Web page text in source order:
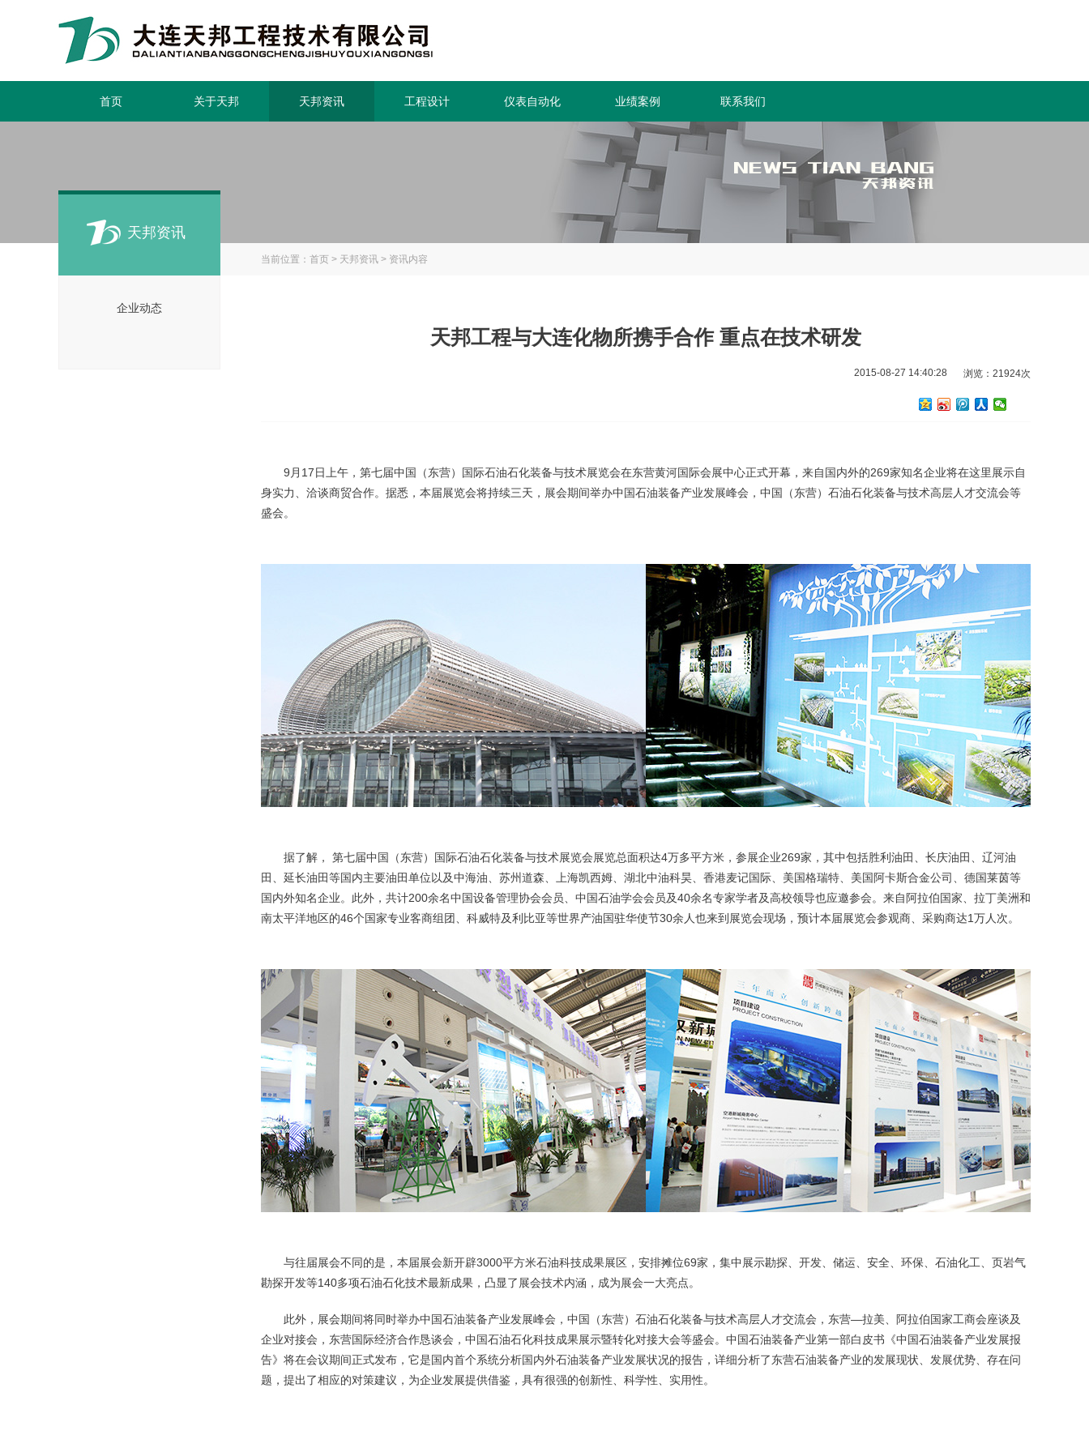
首页 关于天邦 天邦资讯 工程设计 仪表自动化 业绩案例 联系我们
天邦资讯
企业动态
当前位置： 首页 > 天邦资讯 > 资讯内容
天邦工程与大连化物所携手合作 重点在技术研发
浏览：21924次
2015-08-27 14:40:28
9月17日上午，第七届中国（东营）国际石油石化装备与技术展览会在东营黄河国际会展中心正式开幕，来自国内外的269家知名企业将在这里展示自
身实力、洽谈商贸合作。据悉，本届展览会将持续三天，展会期间举办中国石油装备产业发展峰会，中国（东营）石油石化装备与技术高层人才交流会等
盛会。
据了解， 第七届中国（东营）国际石油石化装备与技术展览会展览总面积达4万多平方米，参展企业269家，其中包括胜利油田、长庆油田、辽河油
田、延长油田等国内主要油田单位以及中海油、苏州道森、上海凯西姆、湖北中油科昊、香港麦记国际、美国格瑞特、美国阿卡斯合金公司、德国莱茵等
国内外知名企业。此外，共计200余名中国设备管理协会会员、中国石油学会会员及40余名专家学者及高校领导也应邀参会。来自阿拉伯国家、拉丁美洲和
南太平洋地区的46个国家专业客商组团、科威特及利比亚等世界产油国驻华使节30余人也来到展览会现场，预计本届展览会参观商、采购商达1万人次。
与往届展会不同的是，本届展会新开辟3000平方米石油科技成果展区，安排摊位69家，集中展示勘探、开发、储运、安全、环保、石油化工、页岩气
勘探开发等140多项石油石化技术最新成果，凸显了展会技术内涵，成为展会一大亮点。
此外，展会期间将同时举办中国石油装备产业发展峰会，中国（东营）石油石化装备与技术高层人才交流会，东营—拉美、阿拉伯国家工商会座谈及
企业对接会，东营国际经济合作恳谈会，中国石油石化科技成果展示暨转化对接大会等盛会。中国石油装备产业第一部白皮书《中国石油装备产业发展报
告》将在会议期间正式发布，它是国内首个系统分析国内外石油装备产业发展状况的报告，详细分析了东营石油装备产业的发展现状、发展优势、存在问
题，提出了相应的对策建议，为企业发展提供借鉴，具有很强的创新性、科学性、实用性。